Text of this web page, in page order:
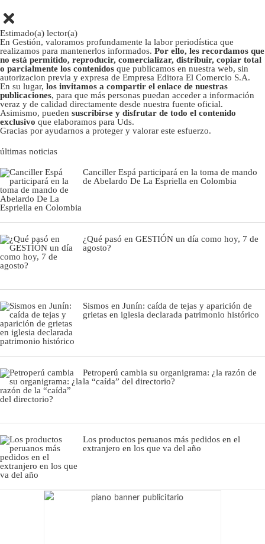
Estimado(a) lector(a)
En Gestión, valoramos profundamente la labor periodística que
realizamos para mantenerlos informados. Por ello, les recordamos que
no está permitido, reproducir, comercializar, distribuir, copiar total
o parcialmente los contenidos que publicamos en nuestra web, sin
autorizacion previa y expresa de Empresa Editora El Comercio S.A.
En su lugar, los invitamos a compartir el enlace de nuestras
publicaciones, para que más personas puedan acceder a información
veraz y de calidad directamente desde nuestra fuente oficial.
Asimismo, pueden suscribirse y disfrutar de todo el contenido
exclusivo que elaboramos para Uds.
Gracias por ayudarnos a proteger y valorar este esfuerzo.
últimas noticias
Canciller Espá participará en la toma de mando
de Abelardo De La Espriella en Colombia
¿Qué pasó en GESTIÓN un día como hoy, 7 de
agosto?
Sismos en Junín: caída de tejas y aparición de
grietas en iglesia declarada patrimonio histórico
Petroperú cambia su organigrama: ¿la razón de
la “caída” del directorio?
Los productos peruanos más pedidos en el
extranjero en los que va del año